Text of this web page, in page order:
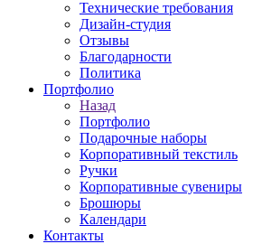
Технические требования
Дизайн-студия
Отзывы
Благодарности
Политика
Портфолио
Назад
Портфолио
Подарочные наборы
Корпоративный текстиль
Ручки
Корпоративные сувениры
Брошюры
Календари
Контакты